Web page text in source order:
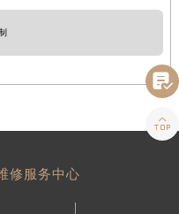
修服务中心

